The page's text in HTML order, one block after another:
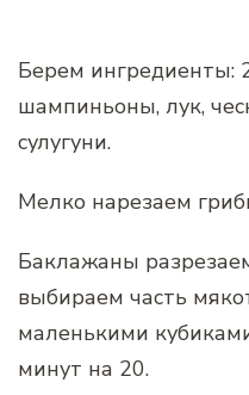
Берем ингредиенты:
шампиньоны, лук,
сулугуни.
Мелко нарезаем
Баклажаны
выбираем часть
маленькими
минут на 20.